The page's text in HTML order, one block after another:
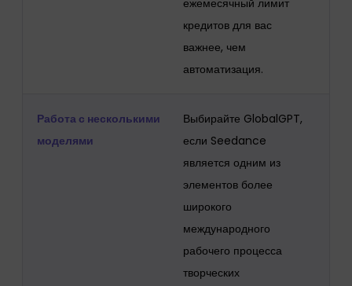
ежемесячный лимит
кредитов для вас
важнее, чем
автоматизация.
Работа с несколькими
моделями
Выбирайте GlobalGPT,
если Seedance
является одним из
элементов более
широкого
международного
рабочего процесса
творческих